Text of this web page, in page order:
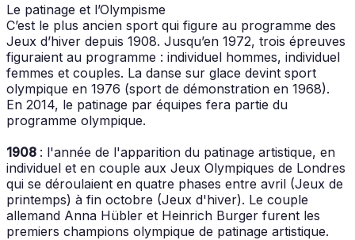
Le patinage et l’Olympisme
C’est le plus ancien sport qui figure au programme des
Jeux d’hiver depuis 1908. Jusqu’en 1972, trois épreuves
figuraient au programme : individuel hommes, individuel
femmes et couples. La danse sur glace devint sport
olympique en 1976 (sport de démonstration en 1968).
En 2014, le patinage par équipes fera partie du
programme olympique.
1908 : l'année de l'apparition du patinage artistique, en
individuel et en couple aux Jeux Olympiques de Londres
qui se déroulaient en quatre phases entre avril (Jeux de
printemps) à fin octobre (Jeux d'hiver). Le couple
allemand Anna Hübler et Heinrich Burger furent les
premiers champions olympique de patinage artistique.